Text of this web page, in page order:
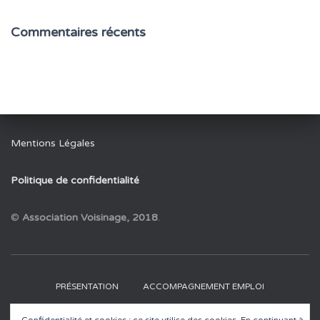
o
Commentaires récents
Mentions Légales
Politique de confidentialité
© Association Voisinage, 2018.
PRÉSENTATION ACCOMPAGNEMENT EMPLOI